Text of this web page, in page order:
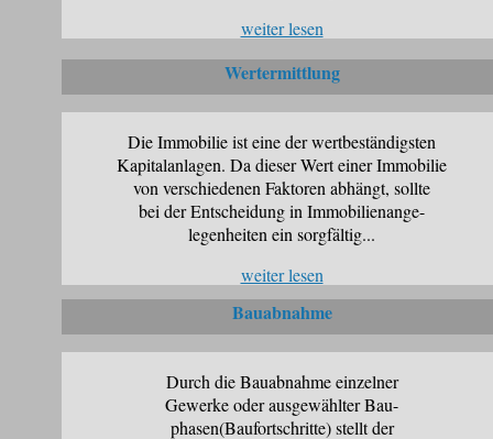
weiter lesen
Wertermittlung
Die Immobilie ist eine der wertbeständigsten
Kapitalanlagen. Da dieser Wert einer Immobilie
von verschiedenen Faktoren abhängt, sollte
bei der Entscheidung in Immobilienange-
legenheiten ein sorgfältig...
weiter lesen
Bauabnahme
Durch die Bauabnahme einzelner
Gewerke oder ausgewählter Bau-
phasen(Baufortschritte) stellt der